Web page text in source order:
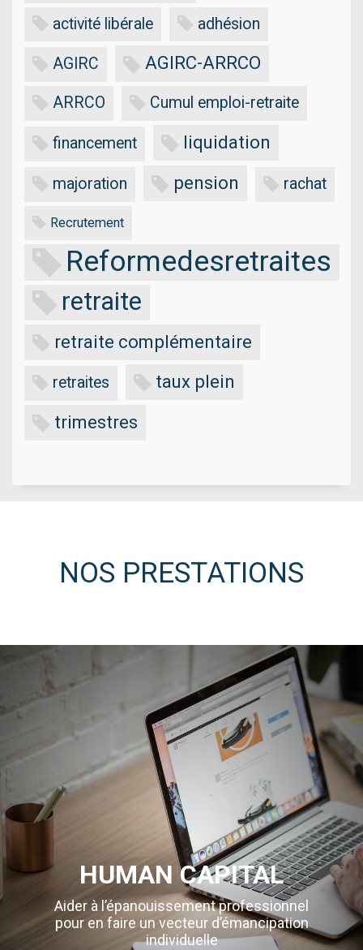
activité libérale adhésion
AGIRC AGIRC-ARRCO
ARRCO Cumul emploi-retraite
financement liquidation
majoration pension rachat
Recrutement
Reformedesretraites
retraite
retraite complémentaire
retraites
taux plein
trimestres
NOS PRESTATIONS
HUMAN CAPITAL
Aider à l’épanouissement professionnel
pour en faire un vecteur d’émancipation
individuelle